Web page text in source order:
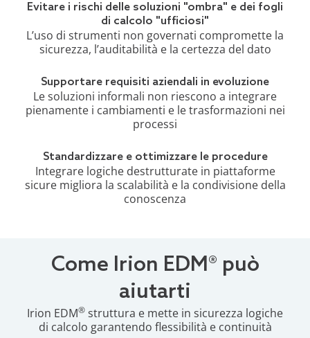
Evitare i rischi delle soluzioni "ombra" e dei fogli
di calcolo "ufficiosi"
L’uso di strumenti non governati compromette la
sicurezza, l’auditabilità e la certezza del dato
Supportare requisiti aziendali in evoluzione
Le soluzioni informali non riescono a integrare
pienamente i cambiamenti e le trasformazioni nei
processi
Standardizzare e ottimizzare le procedure
Integrare logiche destrutturate in piattaforme
sicure migliora la scalabilità e la condivisione della
conoscenza
Come Irion EDM® può
aiutarti
Irion EDM® struttura e mette in sicurezza logiche
di calcolo garantendo flessibilità e continuità